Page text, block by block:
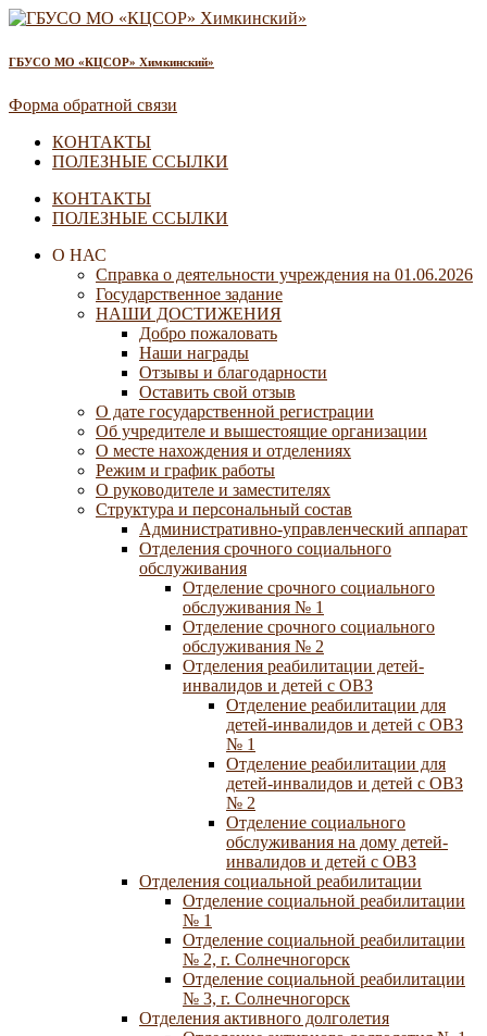
ГБУСО МО «КЦСОР» Химкинский»
Форма обратной связи
КОНТАКТЫ
ПОЛЕЗНЫЕ ССЫЛКИ
КОНТАКТЫ
ПОЛЕЗНЫЕ ССЫЛКИ
О НАС
Справка о деятельности учреждения на 01.06.2026
Государственное задание
НАШИ ДОСТИЖЕНИЯ
Добро пожаловать
Наши награды
Отзывы и благодарности
Оставить свой отзыв
О дате государственной регистрации
Об учредителе и вышестоящие организации
О месте нахождения и отделениях
Режим и график работы
О руководителе и заместителях
Структура и персональный состав
Административно-управленческий аппарат
Отделения срочного социального
обслуживания
Отделение срочного социального
обслуживания № 1
Отделение срочного социального
обслуживания № 2
Отделения реабилитации детей-
инвалидов и детей с ОВЗ
Отделение реабилитации для
детей-инвалидов и детей с ОВЗ
№ 1
Отделение реабилитации для
детей-инвалидов и детей с ОВЗ
№ 2
Отделение социального
обслуживания на дому детей-
инвалидов и детей с ОВЗ
Отделения социальной реабилитации
Отделение социальной реабилитации
№ 1
Отделение социальной реабилитации
№ 2, г. Солнечногорск
Отделение социальной реабилитации
№ 3, г. Солнечногорск
Отделения активного долголетия